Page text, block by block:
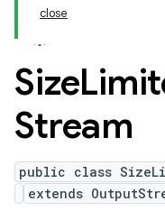
close
Size
Stream
public class
extends